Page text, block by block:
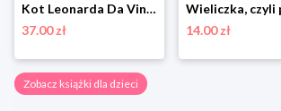
Kot Leonarda Da Vinci Totamto
37.00 zł
14.00 zł
Zobacz książki dla dzieci